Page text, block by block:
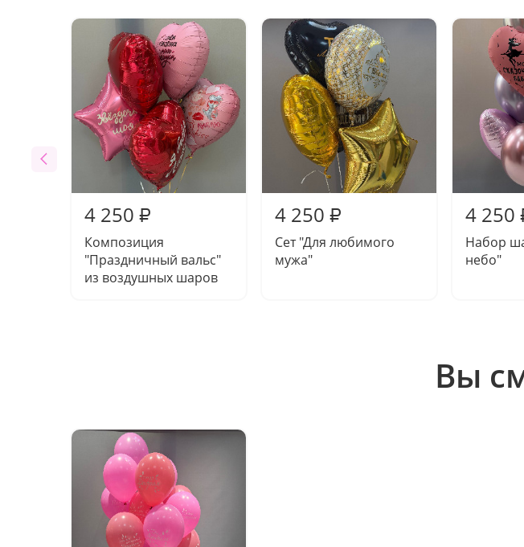
4 250 ₽
Композиция
"Праздничный вальс"
из воздушных шаров
4 250 ₽
Сет "Для любимого
мужа"
4 250
Набор
небо"
Вы